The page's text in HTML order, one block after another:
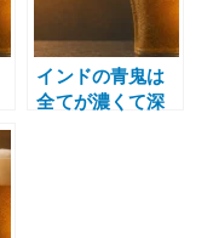
インドの青鬼は
全てが濃くて深